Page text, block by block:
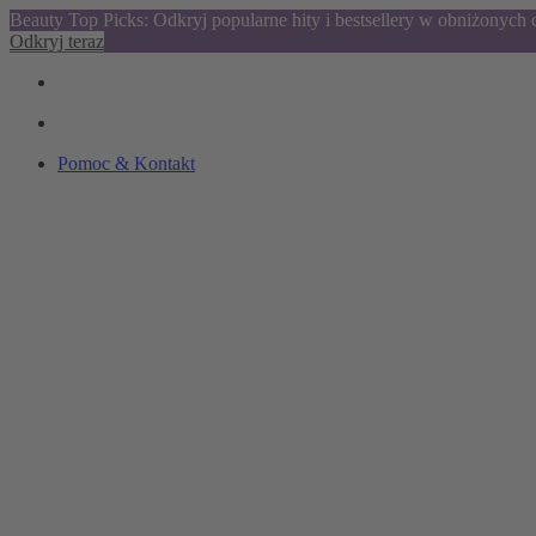
Beauty Top Picks: Odkryj popularne hity i bestsellery w obniżonych
Odkryj teraz
Pomoc & Kontakt